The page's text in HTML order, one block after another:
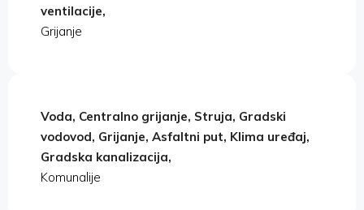
ventilacije,
Grijanje
Voda, Centralno grijanje, Struja, Gradski
vodovod, Grijanje, Asfaltni put, Klima uređaj,
Gradska kanalizacija,
Komunalije